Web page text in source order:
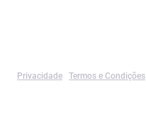
Privacidade Termos e Condições